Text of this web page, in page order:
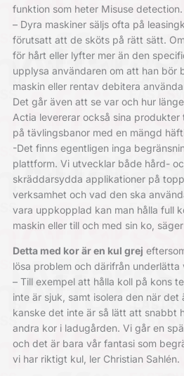
funktion som heter Misuse detection.
– Dyra maskiner säljs ofta på
förutsatt att de sköts på rätt sätt.
för hårt eller lyfter mer än den
upplysa användaren om att han bör
maskin eller rentav debitera
Det går även att se var och hur
Actia levererar också sina
på tävlingsbanor med en mängd
-Det finns egentligen inga
plattform. Vi utvecklar både hård-
skräddarsydda applikationer på
verksamhet och vad den ska
vara uppkopplad kan man hålla full
maskin eller till och med sin ko,
Detta med kor är en kul grej
lösa problem och därifrån
– Till exempel att hålla koll på kons
inte är sjuk, samt isolera den när
kanske det inte är så lätt att snabbt
andra kor i ladugården. Vi går en
och det är bara vår fantasi som
vi har riktigt kul, ler Christian Sahlén.